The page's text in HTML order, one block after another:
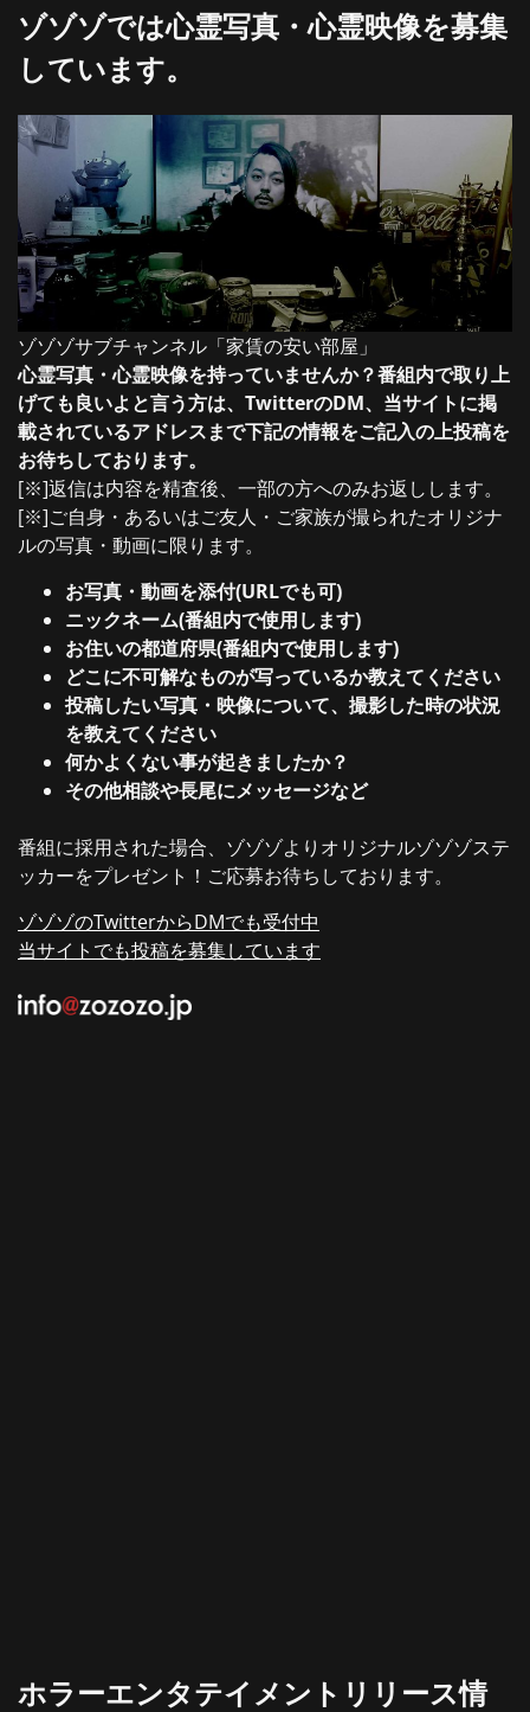
ゾゾゾでは心霊写真・心霊映像を募集
しています。
ゾゾゾサブチャンネル「家賃の安い部屋」
心霊写真・心霊映像を持っていませんか？番組内で取り上
げても良いよと言う方は、TwitterのDM、当サイトに掲
載されているアドレスまで下記の情報をご記入の上投稿を
お待ちしております。
[※]返信は内容を精査後、一部の方へのみお返しします。
[※]ご自身・あるいはご友人・ご家族が撮られたオリジナ
ルの写真・動画に限ります。
お写真・動画を添付(URLでも可)
ニックネーム(番組内で使用します)
お住いの都道府県(番組内で使用します)
どこに不可解なものが写っているか教えてください
投稿したい写真・映像について、撮影した時の状況
を教えてください
何かよくない事が起きましたか？
その他相談や長尾にメッセージなど
番組に採用された場合、ゾゾゾよりオリジナルゾゾゾステ
ッカーをプレゼント！ご応募お待ちしております。
ゾゾゾのTwitterからDMでも受付中
当サイトでも投稿を募集しています
ホラーエンタテイメントリリース情